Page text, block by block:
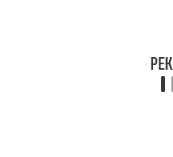
зажатые нервные
каком-либо органе,